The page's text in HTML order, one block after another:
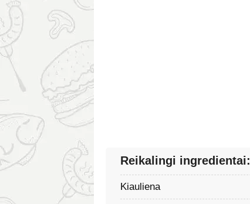
Reikalingi ingredientai:
Kiauliena